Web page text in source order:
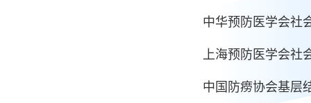
中华预防医学会社
上海预防医学会社
中国防痨协会基层